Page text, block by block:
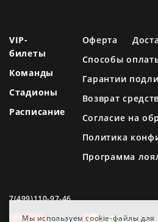
Мы используем cookie-файлы для
VIP-
билеты
Команды
Стадионы
Расписание
Оферта
Способы
Гарантии
Возврат средств
Согласие на
Политика
Программа
7(499)110-97-46